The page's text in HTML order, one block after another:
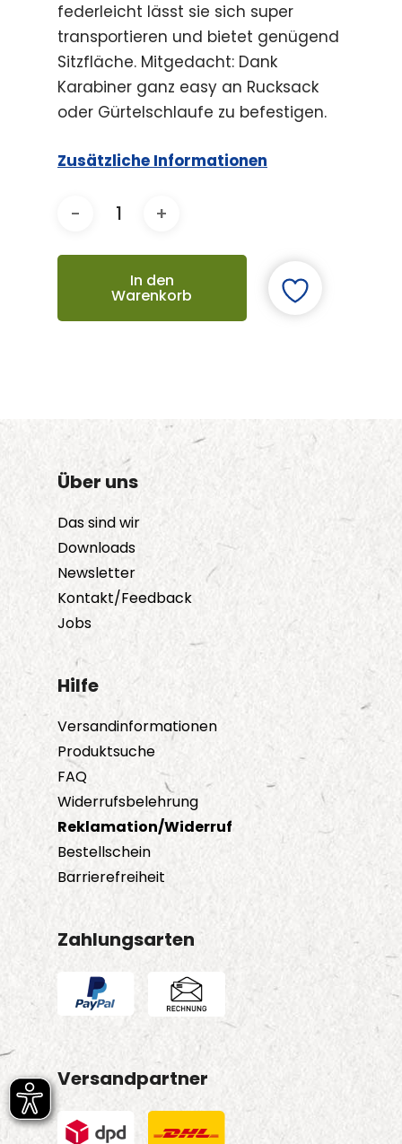
federleicht lässt sie sich super
transportieren und bietet genügend
Sitzfläche. Mitgedacht: Dank
Karabiner ganz easy an Rucksack
oder Gürtelschlaufe zu befestigen.
Zusätzliche Informationen
In den
Warenkorb
Über uns
Das sind wir
Downloads
Newsletter
Kontakt/Feedback
Jobs
Hilfe
Versandinformationen
Produktsuche
FAQ
Widerrufsbelehrung
Reklamation/Widerruf
Bestellschein
Barrierefreiheit
Zahlungsarten
Versandpartner